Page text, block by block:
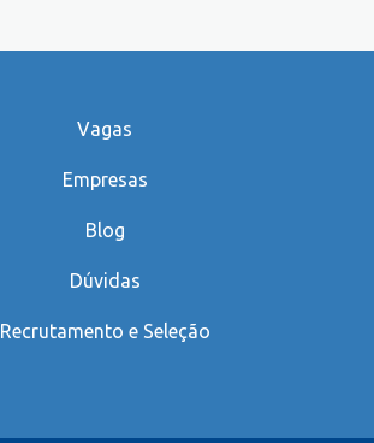
Vagas
Empresas
Blog
Dúvidas
Recrutamento e Seleção